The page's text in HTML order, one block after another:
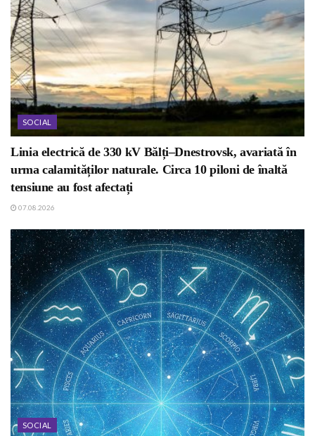
SOCIAL
Linia electrică de 330 kV Bălți–Dnestrovsk, avariată în
urma calamităților naturale. Circa 10 piloni de înaltă
tensiune au fost afectați
07.08.2026
SOCIAL